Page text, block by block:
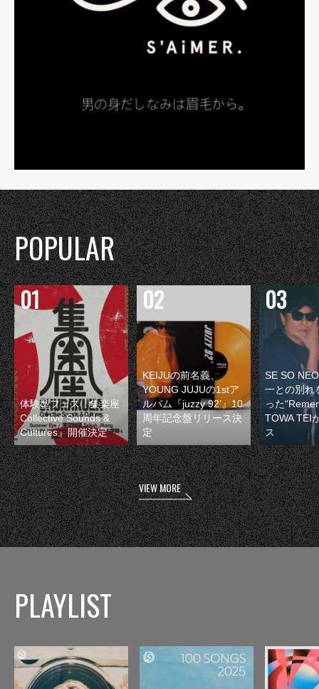
POPULAR
体験型フェス『集楽座
Collective Sounds &
Cultures』開催決定
KEIJUの前名義、
YOUNG JUJUの1stア
ルバム『juzzy 92’』10
周年記念盤リリース決
定
SE SO
一との別れ
った
TOWA TEI
ス
VIEW MORE
PLAYLIST